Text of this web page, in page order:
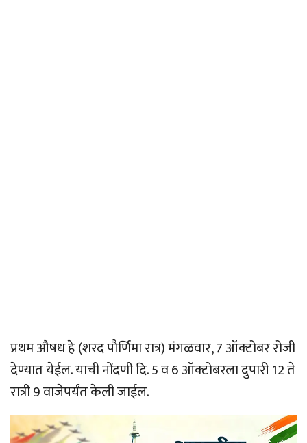
प्रथम औषध हे (शरद पौर्णिमा रात्र) मंगळवार, 7 ऑक्टोबर रोजी
देण्यात येईल. याची नोंदणी दि. 5 व 6 ऑक्टोबरला दुपारी 12 ते
रात्री 9 वाजेपर्यंत केली जाईल.